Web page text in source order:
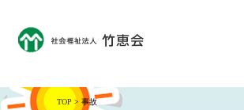
TOP > 事故